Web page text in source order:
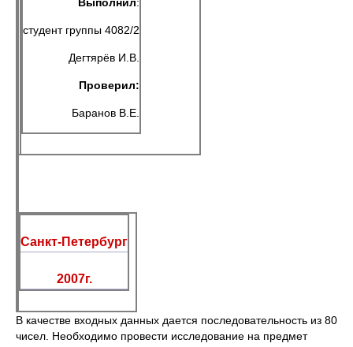
студент группы 4082/2
Дегтярёв И.В.
Проверил:
Баранов В.Е.
Санкт-Петербург
2007г.
В качестве входных данных дается последовательность из 80
чисел. Необходимо провести исследование на предмет